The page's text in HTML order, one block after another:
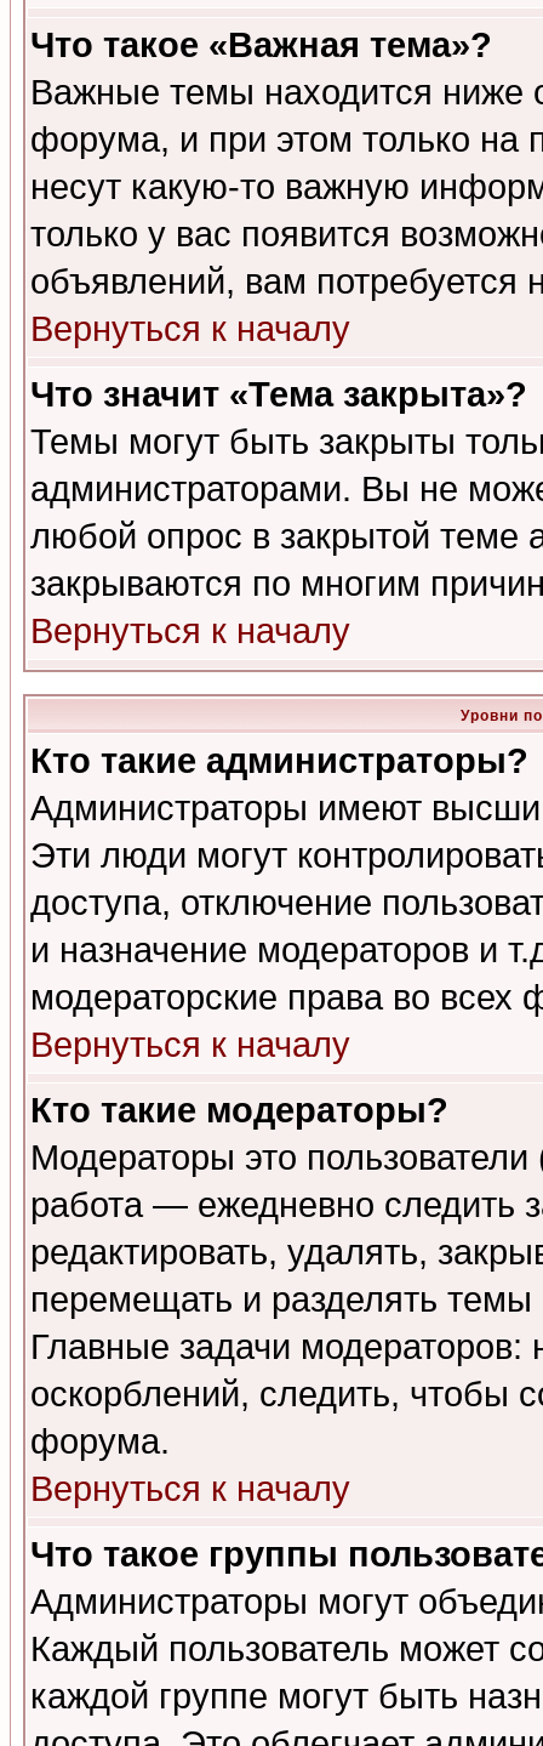
Что такое «Важная тема»?
Важные темы находится ниже
форума, и при этом только на
несут какую-то важную
только у вас появится
объявлений, вам потребуется
Вернуться к началу
Что значит «Тема закрыта»?
Темы могут быть закрыты
администраторами. Вы не
любой опрос в закрытой теме
закрываются по многим
Вернуться к началу
Уровни
Кто такие администраторы?
Администраторы имеют
Эти люди могут
доступа, отключение
и назначение модераторов и
модераторские права во всех
Вернуться к началу
Кто такие модераторы?
Модераторы это
работа — ежедневно следить
редактировать, удалять,
перемещать и разделять
Главные задачи
оскорблений, следить, чтобы
форума.
Вернуться к началу
Что такое группы
Администраторы могут
Каждый пользователь может
каждой группе могут быть